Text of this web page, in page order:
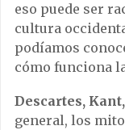
eso puede ser
cultura
podíamos
cómo funciona
Descartes,
general, los